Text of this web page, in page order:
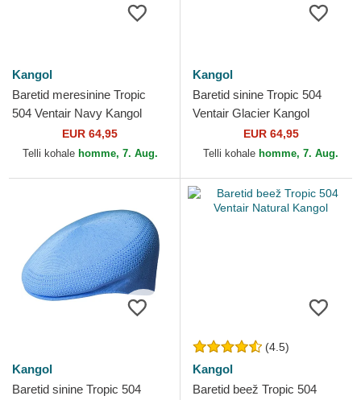
Kangol
Baretid meresinine Tropic
504 Ventair Navy Kangol
EUR 64,95
Telli kohale homme, 7. Aug.
Kangol
Baretid sinine Tropic 504
Ventair Glacier Kangol
EUR 64,95
Telli kohale homme, 7. Aug.
Kangol
Baretid sinine Tropic 504
(4.5)
Kangol
Baretid beež Tropic 504